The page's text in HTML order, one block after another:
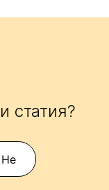
статия?
Не